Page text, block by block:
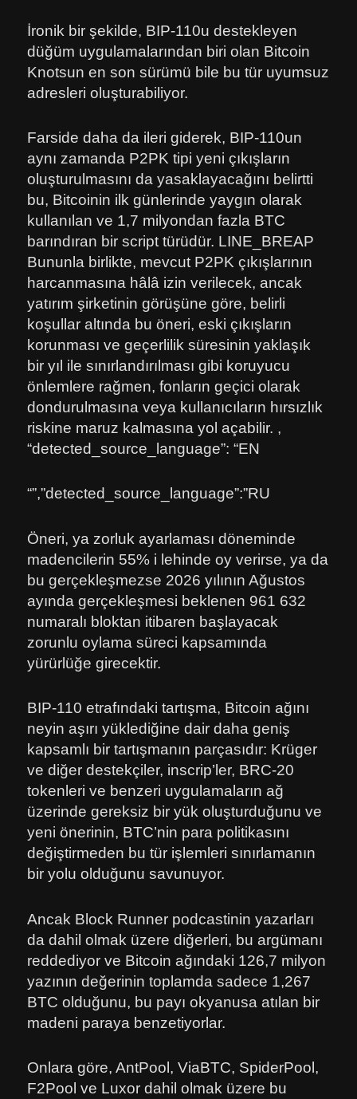
İronik bir şekilde, BIP-110u destekleyen
düğüm uygulamalarından biri olan Bitcoin
Knotsun en son sürümü bile bu tür uyumsuz
adresleri oluşturabiliyor.
Farside daha da ileri giderek, BIP-110un
aynı zamanda P2PK tipi yeni çıkışların
oluşturulmasını da yasaklayacağını belirtti
bu, Bitcoinin ilk günlerinde yaygın olarak
kullanılan ve 1,7 milyondan fazla BTC
barındıran bir script türüdür. LINE_BREAP
Bununla birlikte, mevcut P2PK çıkışlarının
harcanmasına hâlâ izin verilecek, ancak
yatırım şirketinin görüşüne göre, belirli
koşullar altında bu öneri, eski çıkışların
korunması ve geçerlilik süresinin yaklaşık
bir yıl ile sınırlandırılması gibi koruyucu
önlemlere rağmen, fonların geçici olarak
dondurulmasına veya kullanıcıların hırsızlık
riskine maruz kalmasına yol açabilir. ,
“detected_source_language”: “EN
“”,”detected_source_language”:”RU
Öneri, ya zorluk ayarlaması döneminde
madencilerin 55% i lehinde oy verirse, ya da
bu gerçekleşmezse 2026 yılının Ağustos
ayında gerçekleşmesi beklenen 961 632
numaralı bloktan itibaren başlayacak
zorunlu oylama süreci kapsamında
yürürlüğe girecektir.
BIP-110 etrafındaki tartışma, Bitcoin ağını
neyin aşırı yüklediğine dair daha geniş
kapsamlı bir tartışmanın parçasıdır: Krüger
ve diğer destekçiler, inscrip’ler, BRC-20
tokenleri ve benzeri uygulamaların ağ
üzerinde gereksiz bir yük oluşturduğunu ve
yeni önerinin, BTC’nin para politikasını
değiştirmeden bu tür işlemleri sınırlamanın
bir yolu olduğunu savunuyor.
Ancak Block Runner podcastinin yazarları
da dahil olmak üzere diğerleri, bu argümanı
reddediyor ve Bitcoin ağındaki 126,7 milyon
yazının değerinin toplamda sadece 1,267
BTC olduğunu, bu payı okyanusa atılan bir
madeni paraya benzetiyorlar.
Onlara göre, AntPool, ViaBTC, SpiderPool,
F2Pool ve Luxor dahil olmak üzere bu